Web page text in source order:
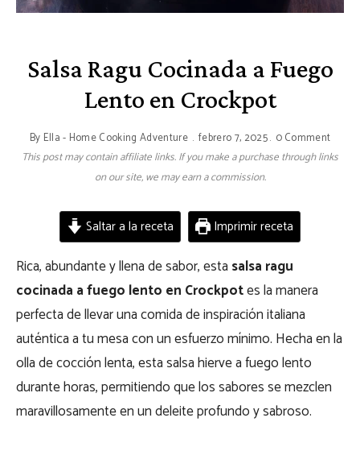
Salsa Ragu Cocinada a Fuego
Lento en Crockpot
By Ella - Home Cooking Adventure febrero 7, 2025 0 Comment
This post may contain affiliate links. If you make a purchase through links
on our site, we may earn a commission.
Saltar a la receta Imprimir receta
Rica, abundante y llena de sabor, esta salsa ragu
cocinada a fuego lento en Crockpotes la manera
perfecta de llevar una comida de inspiración italiana
auténtica a tu mesa con un esfuerzo mínimo. Hecha en la
olla de cocción lenta, esta salsa hierve a fuego lento
durante horas, permitiendo que los sabores se mezclen
maravillosamente en un deleite profundo y sabroso.